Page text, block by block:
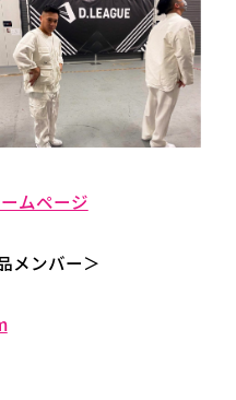
ムページ
メンバー＞